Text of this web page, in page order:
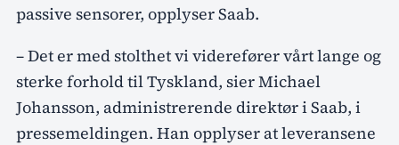
passive sensorer, opplyser Saab.
– Det er med stolthet vi viderefører vårt lange og
sterke forhold til Tyskland, sier Michael
Johansson, administrerende direktør i Saab, i
pressemeldingen. Han opplyser at leveransene